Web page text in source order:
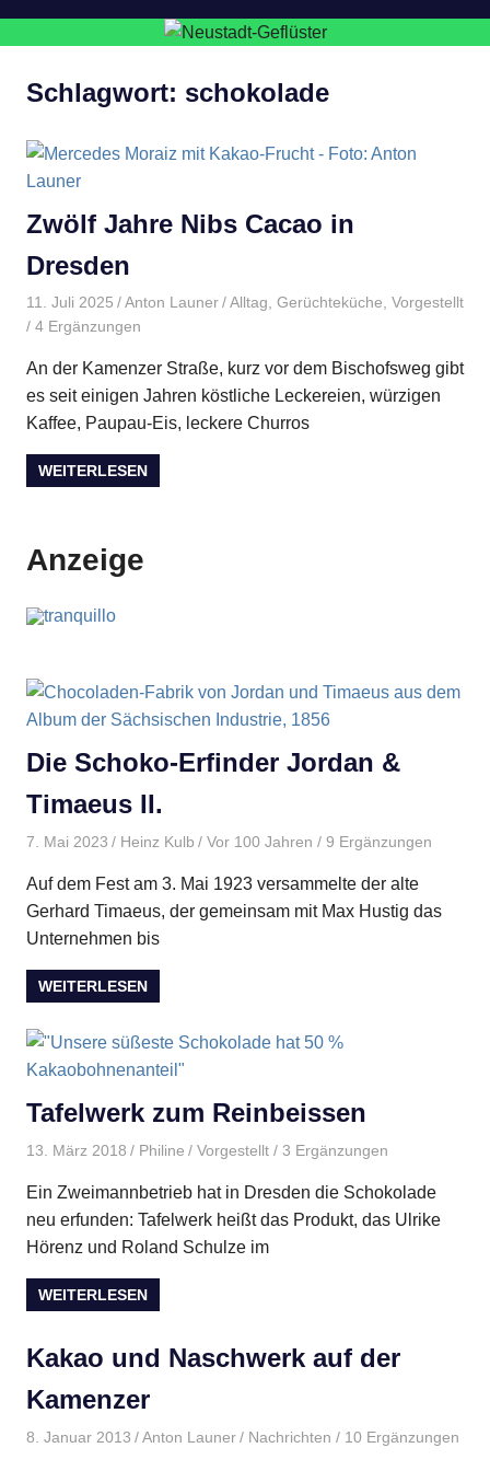
Schlagwort: schokolade
Zwölf Jahre Nibs Cacao in
Dresden
11. Juli 2025 Anton Launer Alltag Gerüchteküche Vorgestellt
/ 4 Ergänzungen
An der Kamenzer Straße, kurz vor dem Bischofsweg gibt
es seit einigen Jahren köstliche Leckereien, würzigen
Kaffee, Paupau-Eis, leckere Churros
WEITERLESEN
Anzeige
Die Schoko-Erfinder Jordan &
Timaeus II.
7. Mai 2023 Heinz Kulb Vor 100 Jahren / 9 Ergänzungen
Auf dem Fest am 3. Mai 1923 versammelte der alte
Gerhard Timaeus, der gemeinsam mit Max Hustig das
Unternehmen bis
WEITERLESEN
Tafelwerk zum Reinbeissen
13. März 2018 Philine Vorgestellt/ 3 Ergänzungen
Ein Zweimannbetrieb hat in Dresden die Schokolade
neu erfunden: Tafelwerk heißt das Produkt, das Ulrike
Hörenz und Roland Schulze im
WEITERLESEN
Kakao und Naschwerk auf der
Kamenzer
8. Januar 2013 Anton Launer Nachrichten / 10 Ergänzungen